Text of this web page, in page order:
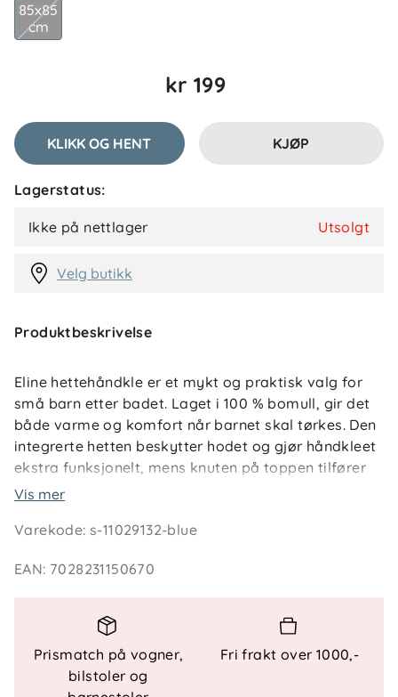
85x85
cm
kr 199
KLIKK OG HENT KJØP
Lagerstatus:
Ikke på nettlager Utsolgt
Velg butikk
Produktbeskrivelse
Eline hettehåndkle er et mykt og praktisk valg for
små barn etter badet. Laget i 100 % bomull, gir det
både varme og komfort når barnet skal tørkes. Den
integrerte hetten beskytter hodet og gjør håndkleet
ekstra funksjonelt, mens knuten på toppen tilfører
et søtt og lekent uttrykk.
Håndkleet har en generøs størrelse på 85 x 85 cm og
svømming. En hverdagsfavoritt som kombinerer
Nøkkelfunksjoner:
100 % bomull – mykt og absorberende
Praktisk hette med søt detalj
Vis mer
Varekode:s-11029132-blue
EAN: 7028231150670
Prismatch på vogner,
bilstoler og
Fri frakt over 1000,-